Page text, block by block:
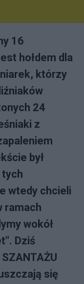
16
hołdem dla
którzy
24
z
był
wtedy chcieli
ramach
wokół
Dziś
się